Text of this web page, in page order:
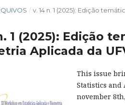
/ v. 14 n. 1 (2025): Edição
1 (2025): Edição
Aplicada da
This issue
Statistics and
november